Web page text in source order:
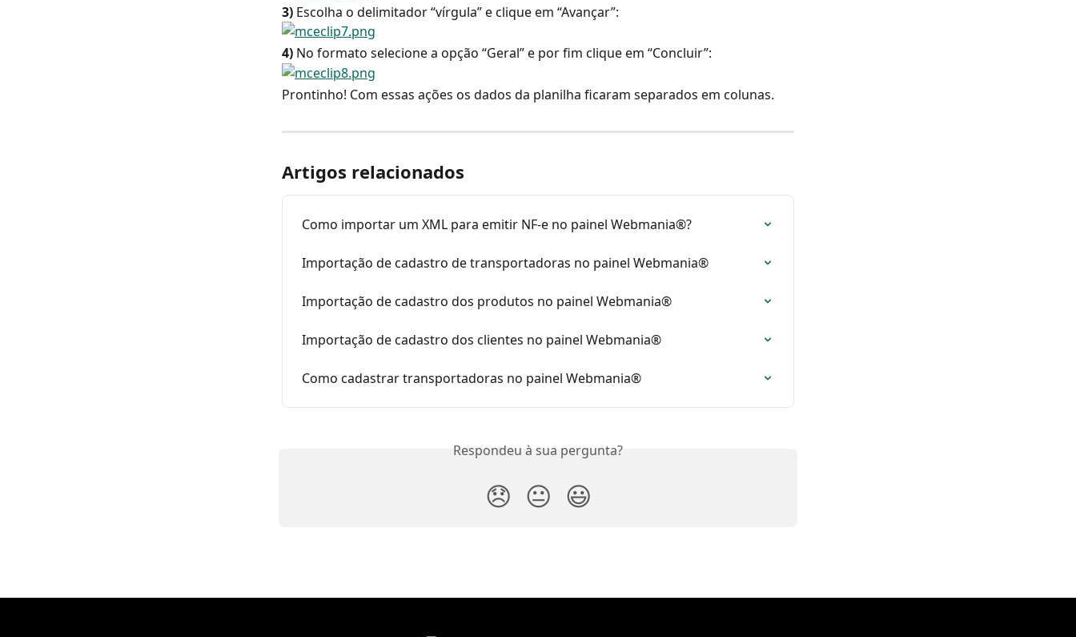
3) Escolha o delimitador “vírgula” e clique em “Avançar”:
4) No formato selecione a opção “Geral” e por fim clique em “Concluir”:
Prontinho! Com essas ações os dados da planilha ficaram separados em colunas.
Artigos relacionados
Como importar um XML para emitir NF-e no painel Webmania®?
Importação de cadastro de transportadoras no painel Webmania®
Importação de cadastro dos produtos no painel Webmania®
Importação de cadastro dos clientes no painel Webmania®
Como cadastrar transportadoras no painel Webmania®
Respondeu à sua pergunta?
😞 😐 😃